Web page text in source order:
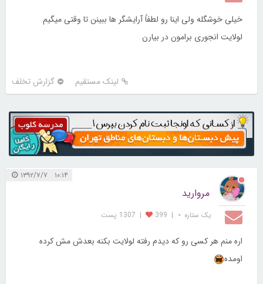
خیلی خوشگله ولی اینا رو لطفاً آرایشگر ها ببینن تا وقتی میگیم
لولایت انجوری برامون در بیارن
لینک مستقیم گزارش تخلف
۱۰:۱۴ ۱۳۹۲/۷/۷
مروارید
یک ستاره ⋆ |
399
| 1307 پست
اره منم هر کسی رو که دیدم رفته لولایت بکنه بعدش مش کرده
اومده